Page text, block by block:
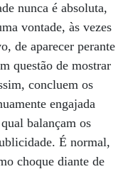
nunca é absoluta,
vontade, às vezes
de aparecer perante
questão de mostrar
concluem os
engajada
balançam os
É normal,
choque diante de